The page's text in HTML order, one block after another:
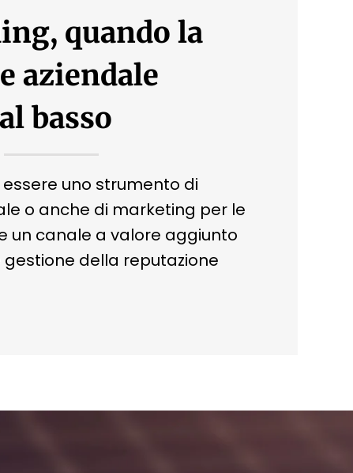
quando la
aziendale
basso
uno strumento di
o anche di marketing per le
un canale a valore aggiunto
gestione della reputazione